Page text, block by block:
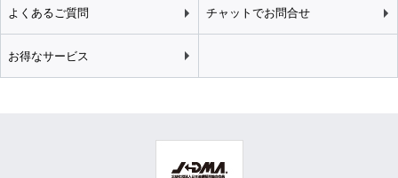
よくあるご質問 チャットでお問合せ
お得なサービス